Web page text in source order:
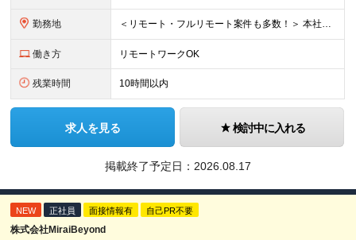
勤務地 ＜リモート・フルリモート案件も多数！＞ 本社または都内のクライアント先での勤務となります。 ■本社/東京都千代田区神田司町2-10-4 NOVEL WORK Kanda 3階 (変更の範囲)上記を除
働き方 リモートワークOK
残業時間 10時間以内
求人を見る 検討中に入れる
掲載終了予定日： 2026.08.17
NEW 正社員 面接情報有 自己PR不要
株式会社MiraiBeyond